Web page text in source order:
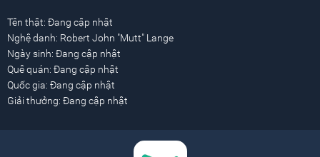
Tên thật: Đang cập nhật
Nghệ danh: Robert John "Mutt" Lange
Ngày sinh: Đang cập nhật
Quê quán: Đang cập nhật
Quốc gia: Đang cập nhật
Giải thưởng: Đang cập nhật